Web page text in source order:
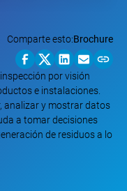
por visión
e instalaciones.
analizar y mostrar datos
a tomar decisiones
de residuos a lo
Comparte esto:Brochure